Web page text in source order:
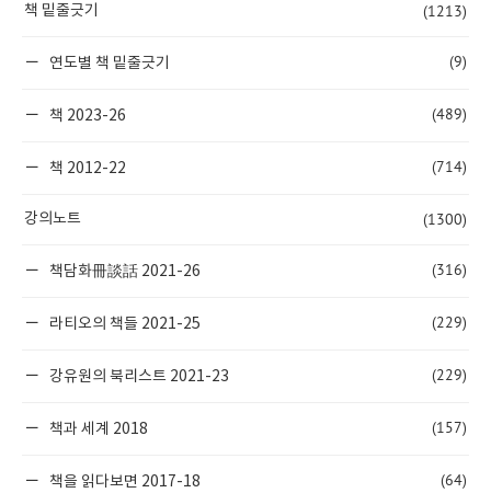
책 밑줄긋기 (1213)
연도별 책 밑줄긋기 (9)
책 2023-26 (489)
책 2012-22 (714)
강의노트 (1300)
책담화冊談話 2021-26 (316)
라티오의 책들 2021-25 (229)
강유원의 북리스트 2021-23 (229)
책과 세계 2018 (157)
책을 읽다보면 2017-18 (64)